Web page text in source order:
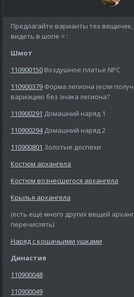
Предлагайте варианты тех
видеть в шопе < :
Шмот
110900150 Воздушное платье NPC
110900379 Форма легиона (если
вариацию без знака легиона?
110900291 Домашний наряд 1
110900294Домашний наряд 2
110900801 Золотые доспехи
Костюм архангела
Костюм вознесшегося архангела
Крылья архангела
(есть ещё много других вещей
перечислять)
Наряд с кошачьими ушками
Династия
110900048
110900049